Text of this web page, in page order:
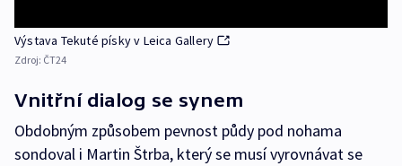
Výstava Tekuté písky v Leica Gallery
Zdroj: ČT24
Vnitřní dialog se synem
Obdobným způsobem pevnost půdy pod nohama
sondoval i Martin Štrba, který se musí vyrovnávat se